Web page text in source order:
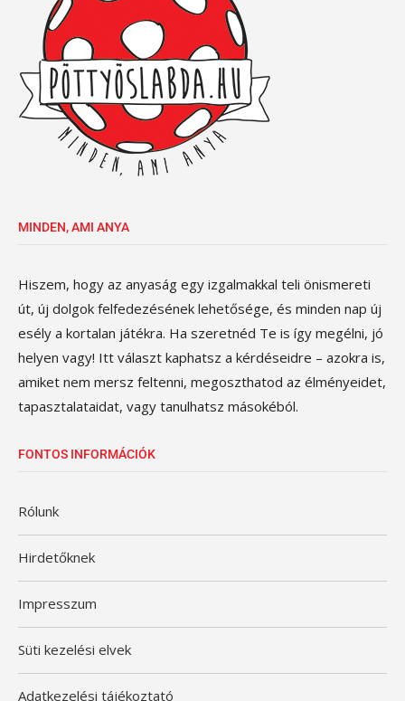
MINDEN, AMI ANYA
Hiszem, hogy az anyaság egy izgalmakkal teli önismereti
út, új dolgok felfedezésének lehetősége, és minden nap új
esély a kortalan játékra. Ha szeretnéd Te is így megélni, jó
helyen vagy! Itt választ kaphatsz a kérdéseidre – azokra is,
amiket nem mersz feltenni, megoszthatod az élményeidet,
tapasztalataidat, vagy tanulhatsz másokéból.
FONTOS INFORMÁCIÓK
Rólunk
Hirdetőknek
Impresszum
Süti kezelési elvek
Adatkezelési tájékoztató